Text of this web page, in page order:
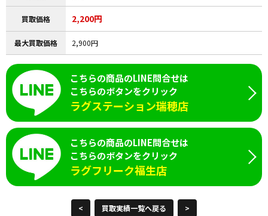
買取価格 2,200円
最大買取価格 2,900円
こちらの商品のLINE問合せは
こちらのボタンをクリック
ラグステーション瑞穂店
こちらの商品のLINE問合せは
こちらのボタンをクリック
ラグフリーク福生店
< 買取実績一覧へ戻る >